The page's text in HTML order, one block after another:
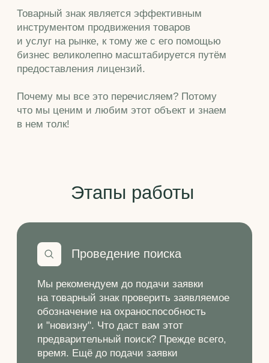
На этом этапе наши специалисты
составят необходимый пакет
документов и подадут заявку
в Роспатент. При подготовке заявки
мы определим оптимальный объём
испрашиваемой правовой охраны,
грамотно составив перечень товаров
и услуг, в отношении которых
регистрируется товарный знак. Вплоть
до получения Свидетельства
о государственной регистрации
обозначение на охраноспособность
и "новизну". Что даст вам этот
предварительный поиск? Прежде всего,
Проведение поиска
Этапыработы